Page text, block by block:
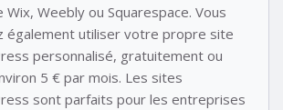
Wix, Weebly ou Squarespace. Vous
également utiliser votre propre site
personnalisé, gratuitement ou
5 € par mois. Les sites
sont parfaits pour les entreprises